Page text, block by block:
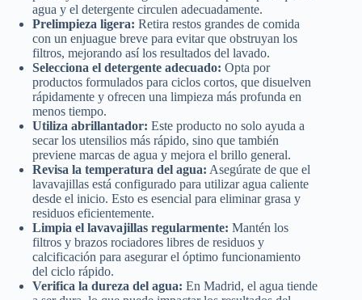
agua y el detergente circulen adecuadamente.
Prelimpieza ligera: Retira restos grandes de comida
con un enjuague breve para evitar que obstruyan los
filtros, mejorando así los resultados del lavado.
Selecciona el detergente adecuado: Opta por
productos formulados para ciclos cortos, que disuelven
rápidamente y ofrecen una limpieza más profunda en
menos tiempo.
Utiliza abrillantador: Este producto no solo ayuda a
secar los utensilios más rápido, sino que también
previene marcas de agua y mejora el brillo general.
Revisa la temperatura del agua: Asegúrate de que el
lavavajillas está configurado para utilizar agua caliente
desde el inicio. Esto es esencial para eliminar grasa y
residuos eficientemente.
Limpia el lavavajillas regularmente: Mantén los
filtros y brazos rociadores libres de residuos y
calcificación para asegurar el óptimo funcionamiento
del ciclo rápido.
Verifica la dureza del agua: En Madrid, el agua tiende